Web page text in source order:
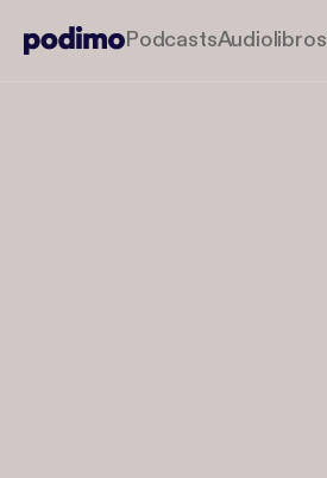
PodcastsAudiolibros